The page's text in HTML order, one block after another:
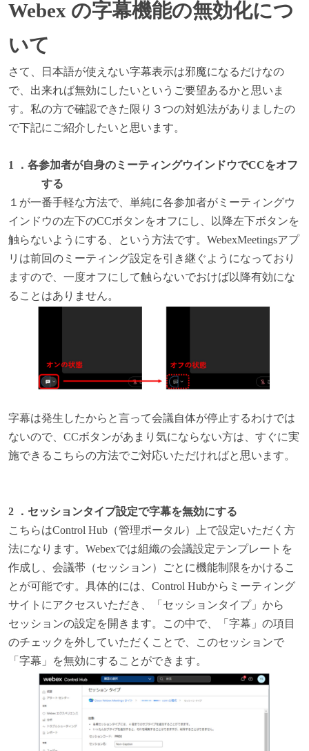
Webex の字幕機能の無効化につ
いて
さて、日本語が使えない字幕表示は邪魔になるだけなの
で、出来れば無効にしたいというご要望あるかと思いま
す。私の方で確認できた限り３つの対処法がありましたの
で下記にご紹介したいと思います。
1 ． 各参加者が自身のミーティングウインドウでCCをオフ
する
１が一番手軽な方法で、単純に各参加者がミーティングウ
インドウの左下のCCボタンをオフにし、以降左下ボタンを
触らないようにする、という方法です。WebexMeetingsアプ
リは前回のミーティング設定を引き継ぐようになっており
ますので、一度オフにして触らないでおけば以降有効にな
ることはありません。
字幕は発生したからと言って会議自体が停止するわけでは
ないので、CCボタンがあまり気にならない方は、すぐに実
施できるこちらの方法でご対応いただければと思います。
2 ．セッションタイプ設定で字幕を無効にする
こちらはControl Hub（管理ポータル）上で設定いただく方
法になります。Webexでは組織の会議設定テンプレートを
作成し、会議帯（セッション）ごとに機能制限をかけるこ
とが可能です。具体的には、Control Hubからミーティング
サイトにアクセスいただき、「セッションタイプ」から
セッションの設定を開きます。この中で、「字幕」の項目
のチェックを外していただくことで、このセッションで
「字幕」を無効にすることができます。